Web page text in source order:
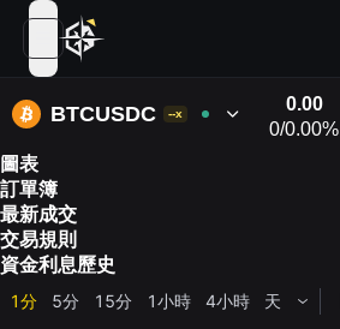
open navigation menu
BTCUSDC --x
0.00
0/0.00%
圖表
訂單簿
最新成交
交易規則
資金利息歷史